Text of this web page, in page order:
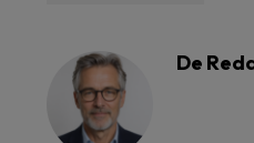
De